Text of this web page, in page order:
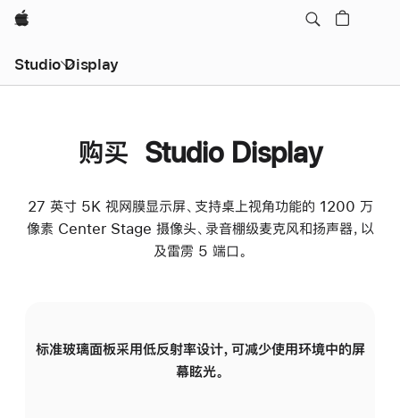
Apple
Studio Display
购买 Studio Display
27 英寸 5K 视网膜显示屏、支持桌上视角功能的 1200 万
像素 Center Stage 摄像头、录音棚级麦克风和扬声器，以
及雷雳 5 端口。
标准玻璃面板采用低反射率设计，可减少使用环境中的屏
幕眩光。